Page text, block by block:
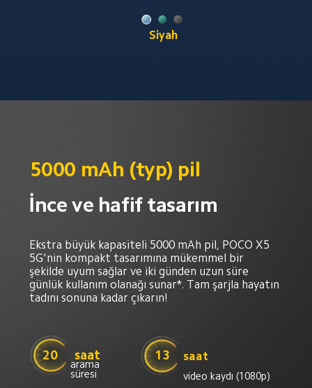
Yeşil
5000 mAh (typ) pil
İnce ve hafif tasarım
Ekstra büyük kapasiteli 5000 mAh pil, POCO X5
5G'nin kompakt tasarımına mükemmel bir
şekilde uyum sağlar ve iki günden uzun süre
günlük kullanım olanağı sunar*. Tam şarjla hayatın
tadını sonuna kadar çıkarın!
20 saat
arama
süresi
13 saat
video kaydı (1080p)